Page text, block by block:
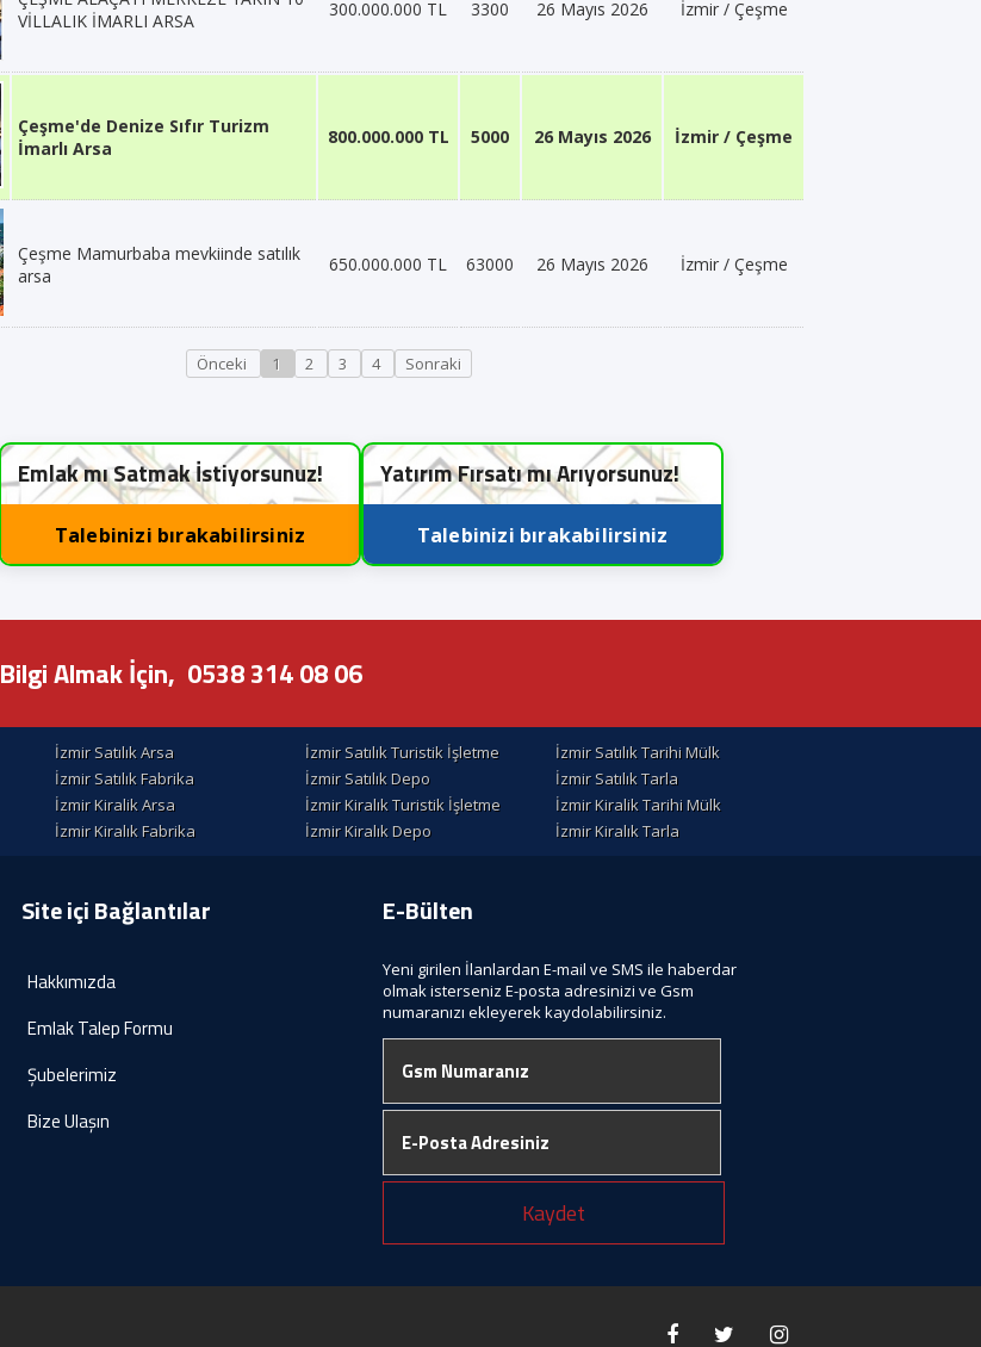
VİLLALIK İMARLI ARSA
300.000.000 TL 3300 26 Mayıs 2026 İzmir / Çeşme
Çeşme'de Denize Sıfır Turizm
İmarlı Arsa
800.000.000 TL 5000 26 Mayıs 2026 İzmir / Çeşme
Çeşme Mamurbaba mevkiinde satılık
arsa
650.000.000 TL 63000 26 Mayıs 2026 İzmir / Çeşme
Önceki 1 2 3 4 Sonraki
Emlak mı Satmak İstiyorsunuz!
Talebinizi bırakabilirsiniz
Yatırım Fırsatı mı Arıyorsunuz!
Talebinizi bırakabilirsiniz
Bilgi Almak İçin, 0538 314 08 06
İzmir Satılık Arsa İzmir Satılık Turistik İşletme
İzmir Satılık Tarihi Mülk
İzmir Satılık Fabrika İzmir Satılık Depo
İzmir Satılık Tarla
İzmir Kiralik Arsa İzmir Kiralık Turistik İşletme
İzmir Kiralik Tarihi Mülk
İzmir Kiralık Fabrika İzmir Kiralık Depo İzmir Kiralık Tarla
Site içi Bağlantılar
Hakkımızda
Emlak Talep Formu
Şubelerimiz
Bize Ulaşın
E-Bülten
Yeni girilen İlanlardan E-mail ve SMS ile haberdar
olmak isterseniz E-posta adresinizi ve Gsm
numaranızı ekleyerek kaydolabilirsiniz.
Kaydet